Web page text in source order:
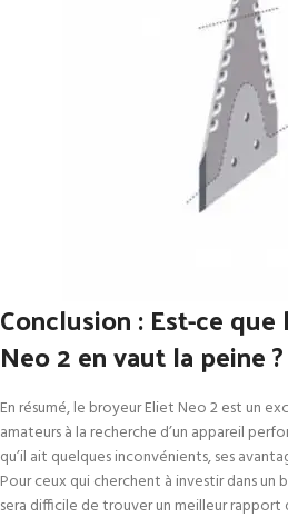
Conclusion : Est-ce
Neo 2 en vaut la peine ?
En résumé, le broyeur Eliet Neo 2 est un
amateurs à la recherche d’un appareil
qu’il ait quelques inconvénients, ses
Pour ceux qui cherchent à investir dans
sera difficile de trouver un meilleur rapport